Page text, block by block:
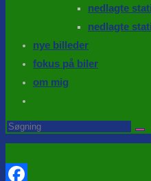
nedlagte
nedlagte
nye billeder
fokus på biler
om mig
website
search
Search
this
website